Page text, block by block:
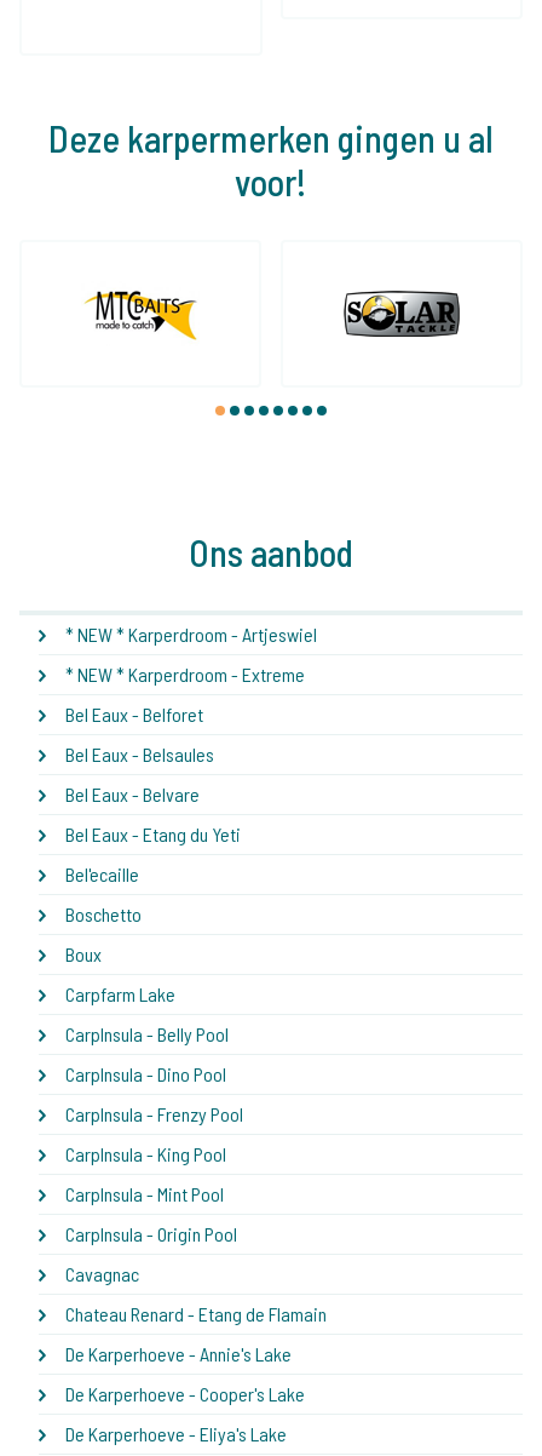
Deze karpermerken gingen u al
voor!
1 2 3 4 5 6 7 8
Ons aanbod
* NEW * Karperdroom - Artjeswiel
* NEW * Karperdroom - Extreme
Bel Eaux - Belforet
Bel Eaux - Belsaules
Bel Eaux - Belvare
Bel Eaux - Etang du Yeti
Bel'ecaille
Boschetto
Boux
Carpfarm Lake
CarpInsula - Belly Pool
CarpInsula - Dino Pool
CarpInsula - Frenzy Pool
CarpInsula - King Pool
CarpInsula - Mint Pool
CarpInsula - Origin Pool
Cavagnac
Chateau Renard - Etang de Flamain
De Karperhoeve - Annie's Lake
De Karperhoeve - Cooper's Lake
De Karperhoeve - Eliya's Lake